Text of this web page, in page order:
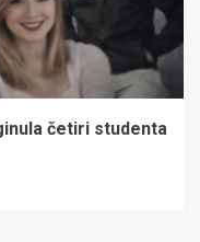
četiri studenta